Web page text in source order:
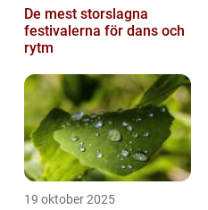
De mest storslagna
festivalerna för dans och
rytm
19 oktober 2025